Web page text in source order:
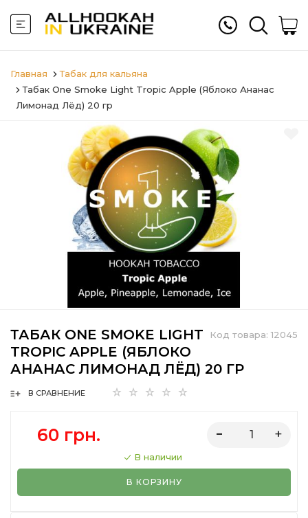
Главная
Табак для кальяна
Табак One Smoke Light Tropic Apple (Яблоко Ананас
Лимонад Лёд) 20 гр
Код товара: 12045
ТАБАК ONE SMOKE LIGHT
TROPIC APPLE (ЯБЛОКО
АНАНАС ЛИМОНАД ЛЁД) 20 ГР
В СРАВНЕНИЕ
60 грн.
В наличии
В КОРЗИНУ